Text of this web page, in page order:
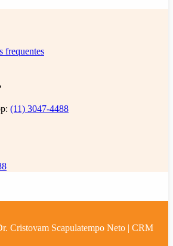
frequentes
(11) 3047-4488
Cristovam Scapulatempo Neto | CRM